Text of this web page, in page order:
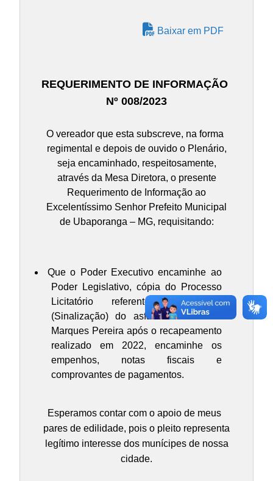
Baixar em PDF
REQUERIMENTO DE INFORMAÇÃO
Nº 008/2023
O vereador que esta subscreve, na forma
regimental e depois de ouvido o Plenário,
seja encaminhado, respeitosamente,
através da Mesa Diretora, o presente
Requerimento de Informação ao
Excelentíssimo Senhor Prefeito Municipal
de Ubaporanga – MG, requisitando:
Que o Poder Executivo encaminhe ao
Poder Legislativo, cópia do Processo
Licitatório referente a pintura
(Sinalização) do asfalto da Avenida
Marques Pereira após o recapeamento
realizado em 2022, encaminhe os
empenhos, notas fiscais e
comprovantes de pagamentos.
Esperamos contar com o apoio de meus
pares de edilidade, pois o pleito representa
legítimo interesse dos munícipes de nossa
cidade.